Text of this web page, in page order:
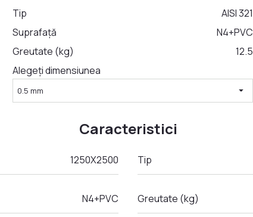
Tip
AISI 321
Suprafață
N4+PVC
Greutate (kg)
12.5
Alegeți dimensiunea
0.5 mm arrow_drop_down
Caracteristici
1250Х2500 Tip
N4+PVC Greutate (kg)